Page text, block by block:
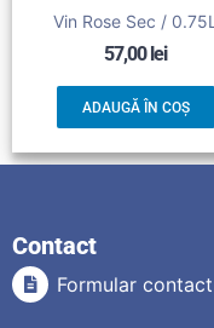
Vin Rose Sec / 0.75L
57,00lei
ADAUGĂ ÎN COȘ
Contact
Formular contact